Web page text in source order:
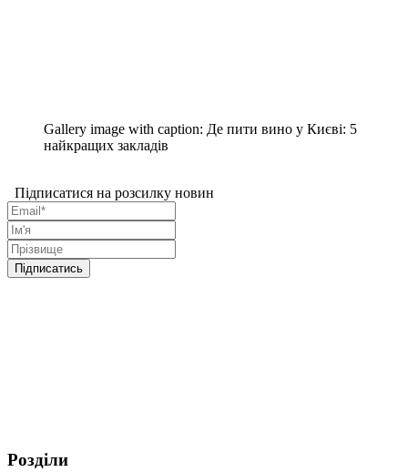
Gallery image with caption: Де пити вино у Києві: 5
найкращих закладів
Підписатися на розсилку новин
Розділи